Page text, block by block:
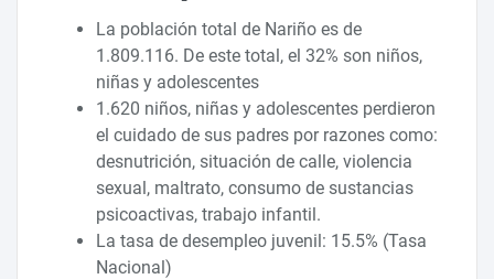
La población total de Nariño es de
1.809.116. De este total, el 32% son niños,
niñas y adolescentes
1.620 niños, niñas y adolescentes perdieron
el cuidado de sus padres por razones como:
desnutrición, situación de calle, violencia
sexual, maltrato, consumo de sustancias
psicoactivas, trabajo infantil.
La tasa de desempleo juvenil: 15.5% (Tasa
Nacional)